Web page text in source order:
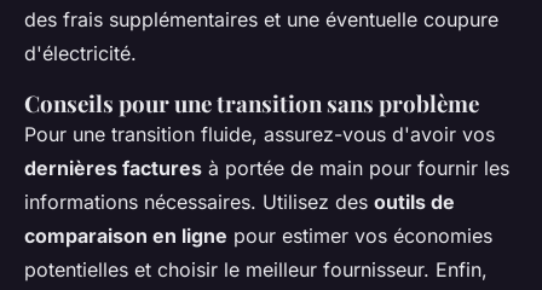
des frais supplémentaires et une éventuelle coupure
d'électricité.
Conseils pour une transition sans problème
Pour une transition fluide, assurez-vous d'avoir vos
dernières factures à portée de main pour fournir les
informations nécessaires. Utilisez des outils de
comparaison en ligne pour estimer vos économies
potentielles et choisir le meilleur fournisseur. Enfin,